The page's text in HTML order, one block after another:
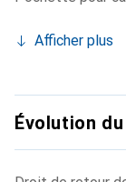
Afficher plus
Évolution